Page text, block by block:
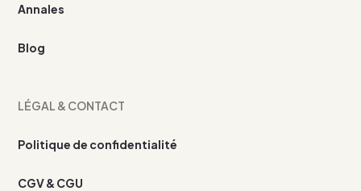
Annales
Blog
LÉGAL & CONTACT
Politique de confidentialité
CGV & CGU